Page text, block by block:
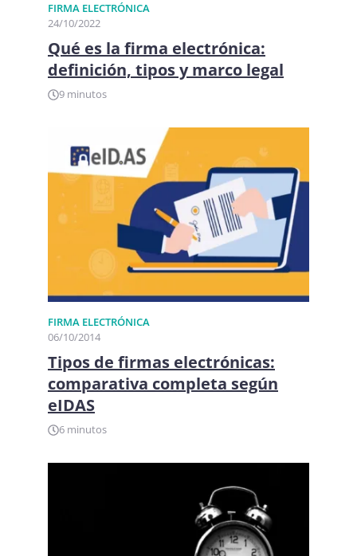
FIRMA ELECTRÓNICA​
24/10/2022
Qué es la firma electrónica:
definición, tipos y marco legal
9 minutos
FIRMA ELECTRÓNICA​
06/10/2014
Tipos de firmas electrónicas:
comparativa completa según
eIDAS
6 minutos